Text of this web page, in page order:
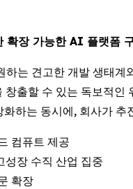
장 가능한 AI 플랫폼
는 견고한 개발 생태계
출할 수 있는 독보적
하는 동시에, 회사가 추
컴퓨트 제공
성장 수직 산업 집중
확장